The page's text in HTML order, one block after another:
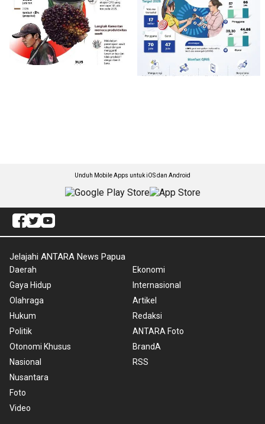
Unduh Mobile Apps untuk iOS dan Android
Jelajahi ANTARA News Papua
Daerah
Gaya Hidup
Olahraga
Hukum
Politik
Otonomi Khusus
Nasional
Nusantara
Foto
Video
Ekonomi
Internasional
Artikel
Redaksi
ANTARA Foto
BrandA
RSS